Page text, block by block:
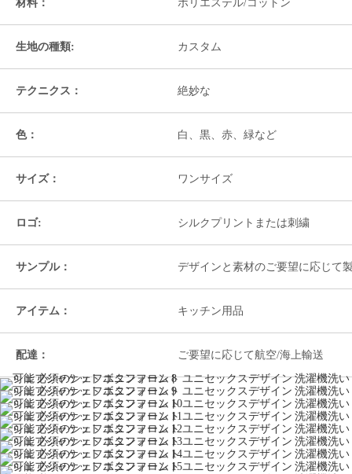
生地の種類: カスタム
テクニクス： 絶妙な
色： 白、黒、赤、緑など
サイズ： ワンサイズ
ロゴ: シルクプリントまたは刺繍
サンプル： デザインと素材のご要望に応じて
アイテム： キッチン用品
配達： ご要望に応じて航空/海上輸送